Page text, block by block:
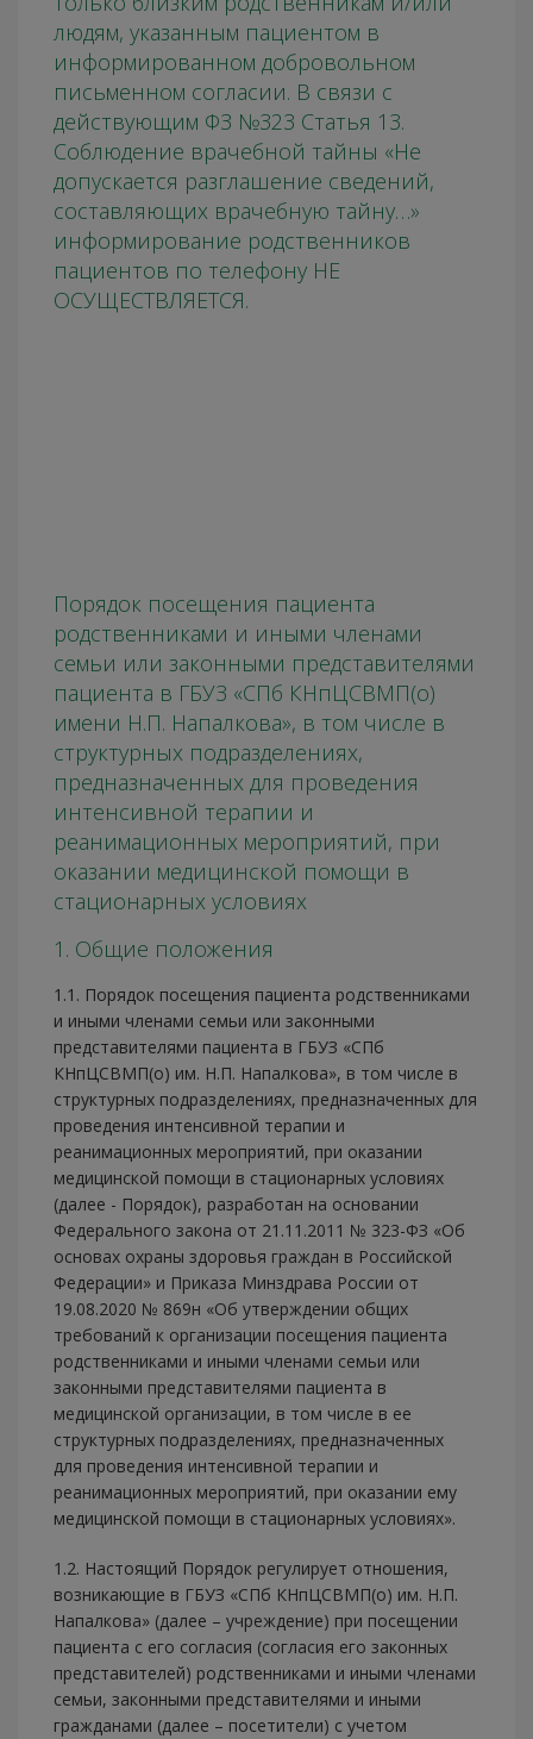
людям, указанным пациентом в
информированном добровольном
письменном согласии. В связи с
действующим ФЗ №323 Статья 13.
Соблюдение врачебной тайны «Не
допускается разглашение сведений,
составляющих врачебную тайну…»
информирование родственников
пациентов по телефону НЕ
ОСУЩЕСТВЛЯЕТСЯ.
Порядок посещения пациента
родственниками и иными членами
семьи или законными представителями
пациента в ГБУЗ «СПб КНпЦСВМП(о)
имени Н.П. Напалкова», в том числе в
структурных подразделениях,
предназначенных для проведения
интенсивной терапии и
реанимационных мероприятий, при
оказании медицинской помощи в
стационарных условиях
1. Общие положения
1.1. Порядок посещения пациента родственниками
и иными членами семьи или законными
представителями пациента в ГБУЗ «СПб
КНпЦСВМП(о) им. Н.П. Напалкова», в том числе в
структурных подразделениях, предназначенных для
проведения интенсивной терапии и
реанимационных мероприятий, при оказании
медицинской помощи в стационарных условиях
(далее - Порядок), разработан на основании
Федерального закона от 21.11.2011 № 323-ФЗ «Об
основах охраны здоровья граждан в Российской
Федерации» и Приказа Минздрава России от
19.08.2020 № 869н «Об утверждении общих
требований к организации посещения пациента
родственниками и иными членами семьи или
законными представителями пациента в
медицинской организации, в том числе в ее
структурных подразделениях, предназначенных
для проведения интенсивной терапии и
реанимационных мероприятий, при оказании ему
медицинской помощи в стационарных условиях».
1.2. Настоящий Порядок регулирует отношения,
возникающие в ГБУЗ «СПб КНпЦСВМП(о) им. Н.П.
Напалкова» (далее – учреждение) при посещении
пациента с его согласия (согласия его законных
представителей) родственниками и иными членами
семьи, законными представителями и иными
гражданами (далее – посетители) с учетом